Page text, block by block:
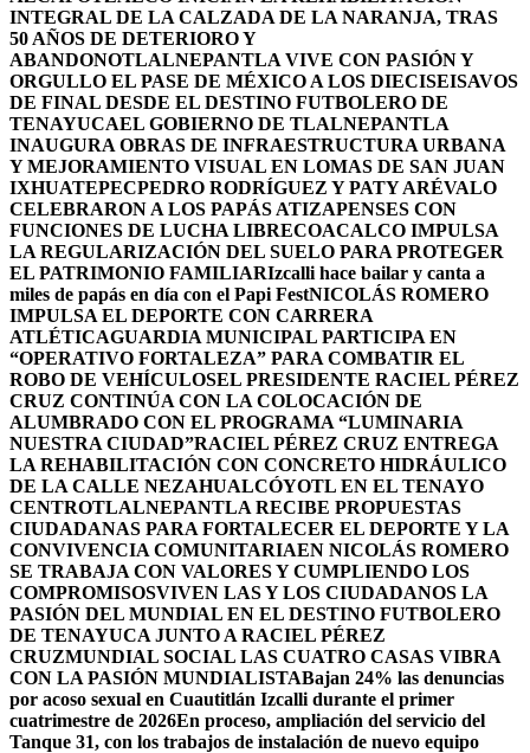
INTEGRAL DE LA CALZADA DE LA NARANJA, TRAS
50 AÑOS DE DETERIORO Y
ABANDONOTLALNEPANTLA VIVE CON PASIÓN Y
ORGULLO EL PASE DE MÉXICO A LOS DIECISEISAVOS
DE FINAL DESDE EL DESTINO FUTBOLERO DE
TENAYUCAEL GOBIERNO DE TLALNEPANTLA
INAUGURA OBRAS DE INFRAESTRUCTURA URBANA
Y MEJORAMIENTO VISUAL EN LOMAS DE SAN JUAN
IXHUATEPECPEDRO RODRÍGUEZ Y PATY ARÉVALO
CELEBRARON A LOS PAPÁS ATIZAPENSES CON
FUNCIONES DE LUCHA LIBRECOACALCO IMPULSA
LA REGULARIZACIÓN DEL SUELO PARA PROTEGER
EL PATRIMONIO FAMILIARIzcalli hace bailar y canta a
miles de papás en día con el Papi FestNICOLÁS ROMERO
IMPULSA EL DEPORTE CON CARRERA
ATLÉTICAGUARDIA MUNICIPAL PARTICIPA EN
“OPERATIVO FORTALEZA” PARA COMBATIR EL
ROBO DE VEHÍCULOSEL PRESIDENTE RACIEL PÉREZ
CRUZ CONTINÚA CON LA COLOCACIÓN DE
ALUMBRADO CON EL PROGRAMA “LUMINARIA
NUESTRA CIUDAD”RACIEL PÉREZ CRUZ ENTREGA
LA REHABILITACIÓN CON CONCRETO HIDRÁULICO
DE LA CALLE NEZAHUALCÓYOTL EN EL TENAYO
CENTROTLALNEPANTLA RECIBE PROPUESTAS
CIUDADANAS PARA FORTALECER EL DEPORTE Y LA
CONVIVENCIA COMUNITARIAEN NICOLÁS ROMERO
SE TRABAJA CON VALORES Y CUMPLIENDO LOS
COMPROMISOSVIVEN LAS Y LOS CIUDADANOS LA
PASIÓN DEL MUNDIAL EN EL DESTINO FUTBOLERO
DE TENAYUCA JUNTO A RACIEL PÉREZ
CRUZMUNDIAL SOCIAL LAS CUATRO CASAS VIBRA
CON LA PASIÓN MUNDIALISTABajan 24% las denuncias
por acoso sexual en Cuautitlán Izcalli durante el primer
cuatrimestre de 2026En proceso, ampliación del servicio del
Tanque 31, con los trabajos de instalación de nuevo equipo